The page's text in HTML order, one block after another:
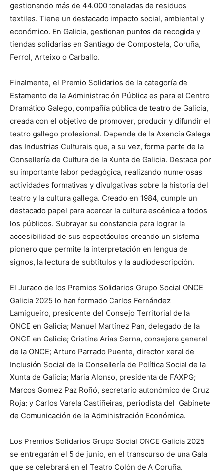
gestionando más de 44.000 toneladas de residuos
textiles. Tiene un destacado impacto social, ambiental y
económico. En Galicia, gestionan puntos de recogida y
tiendas solidarias en Santiago de Compostela, Coruña,
Ferrol, Arteixo o Carballo.
Finalmente, el Premio Solidarios de la categoría de
Estamento de la Administración Pública es para el Centro
Dramático Galego, compañía pública de teatro de Galicia,
creada con el objetivo de promover, producir y difundir el
teatro gallego profesional. Depende de la Axencia Galega
das Industrias Culturais que, a su vez, forma parte de la
Consellería de Cultura de la Xunta de Galicia. Destaca por
su importante labor pedagógica, realizando numerosas
actividades formativas y divulgativas sobre la historia del
teatro y la cultura gallega. Creado en 1984, cumple un
destacado papel para acercar la cultura escénica a todos
los públicos. Subrayar su constancia para lograr la
accesibilidad de sus espectáculos creando un sistema
pionero que permite la interpretación en lengua de
signos, la lectura de subtítulos y la audiodescripción.
El Jurado de los Premios Solidarios Grupo Social ONCE
Galicia 2025 lo han formado Carlos Fernández
Lamigueiro, presidente del Consejo Territorial de la
ONCE en Galicia; Manuel Martínez Pan, delegado de la
ONCE en Galicia; Cristina Arias Serna, consejera general
de la ONCE; Arturo Parrado Puente, director xeral de
Inclusión Social de la Consellería de Política Social de la
Xunta de Galicia; Maria Alonso, presidenta de FAXPG;
Marcos Gomez Paz Roñó, secretario autonómico de Cruz
Roja; y Carlos Varela Castiñeiras, periodista del Gabinete
de Comunicación de la Administración Económica.
Los Premios Solidarios Grupo Social ONCE Galicia 2025
se entregarán el 5 de junio, en el transcurso de una Gala
que se celebrará en el Teatro Colón de A Coruña.